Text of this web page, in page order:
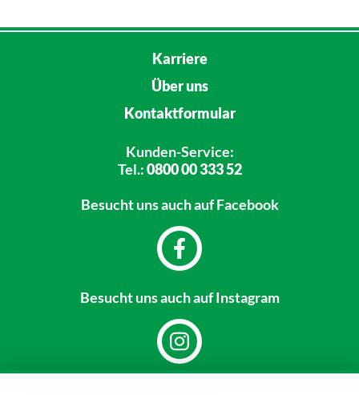
Karriere
Über uns
Kontaktformular
Kunden-Service:
Tel.:0800 00 333 52
Besucht unsauch auf Facebook
Besucht unsauch auf Instagram